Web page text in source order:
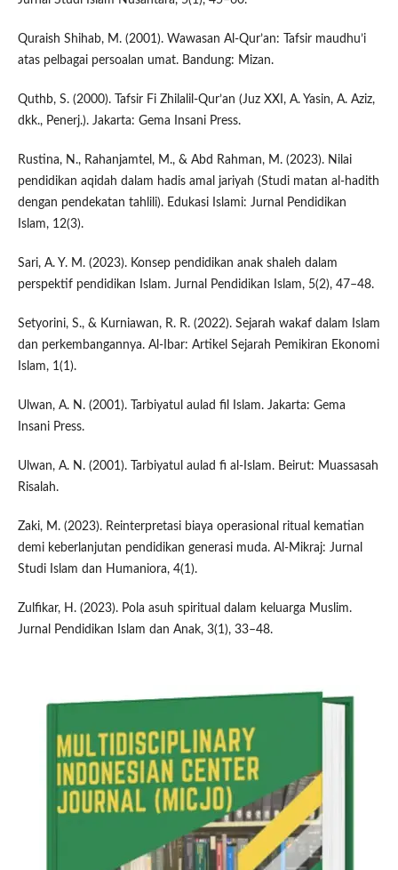
Quraish Shihab, M. (2001). Wawasan Al-Qur’an: Tafsir maudhu’i
atas pelbagai persoalan umat. Bandung: Mizan.
Quthb, S. (2000). Tafsir Fi Zhilalil-Qur’an (Juz XXI, A. Yasin, A. Aziz,
dkk., Penerj.). Jakarta: Gema Insani Press.
Rustina, N., Rahanjamtel, M., & Abd Rahman, M. (2023). Nilai
pendidikan aqidah dalam hadis amal jariyah (Studi matan al-hadith
dengan pendekatan tahlili). Edukasi Islami: Jurnal Pendidikan
Islam, 12(3).
Sari, A. Y. M. (2023). Konsep pendidikan anak shaleh dalam
perspektif pendidikan Islam. Jurnal Pendidikan Islam, 5(2), 47–48.
Setyorini, S., & Kurniawan, R. R. (2022). Sejarah wakaf dalam Islam
dan perkembangannya. Al-Ibar: Artikel Sejarah Pemikiran Ekonomi
Islam, 1(1).
Ulwan, A. N. (2001). Tarbiyatul aulad fil Islam. Jakarta: Gema
Insani Press.
Ulwan, A. N. (2001). Tarbiyatul aulad fi al-Islam. Beirut: Muassasah
Risalah.
Zaki, M. (2023). Reinterpretasi biaya operasional ritual kematian
demi keberlanjutan pendidikan generasi muda. Al-Mikraj: Jurnal
Studi Islam dan Humaniora, 4(1).
Zulfikar, H. (2023). Pola asuh spiritual dalam keluarga Muslim.
Jurnal Pendidikan Islam dan Anak, 3(1), 33–48.